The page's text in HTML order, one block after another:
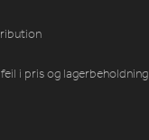
i pris og lagerbeholdning